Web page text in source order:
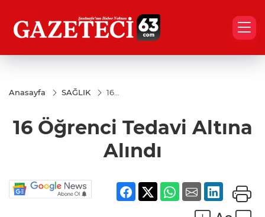
Anasayfa SAĞLIK
16
Altına
Alındı
16 Öğrenci Tedavi Altına
Alındı